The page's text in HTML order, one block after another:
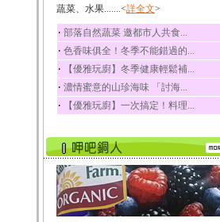
豆豉
豆豉裡頭含有營養的蛋
白質、脂肪、鈣、磷...
榛果
榛果裡所含的營養素有
蛋白質、脂肪、醣類...
迷迭香
酸、迷迭香酸、植物...
咖啡
咖啡中的咖啡因會刺激
中樞神經系統，特別...
椰子
蔬菜、水果.......<詳全文>
‧ 部落自然蔬菜 邀都市人共食...
‧ 色香味俱全！冬季不能錯過的...
‧ 【優雅玩廚】冬季健康輕鬆補...
‧ 濃情蜜意的山珍海味 「討海...
‧ 【優雅玩廚】一次搞定！料理...